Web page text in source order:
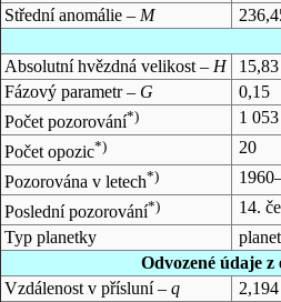
Střední anomálie – M
Absolutní hvězdná velikost – H
Fázový parametr – G
0,15
Počet pozorování*)
1 053
Počet opozic*)
20
Pozorována v letech*)
Poslední pozorování*)
14.
Typ planetky
Odvozené údaje
Vzdálenost v přísluní –q